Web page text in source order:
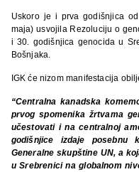
Uskoro je i prva godišnjica
maja) usvojila Rezoluciju o
i 30. godišnjica genocida u
Bošnjaka.
IGK će nizom manifestacija
“Centralna kanadska
prvog spomenika žrtvama
učestovati i na centralnoj
godišnjice izdaje posebnu
Generalne skupštine UN, a
u Srebrenici na globalnom